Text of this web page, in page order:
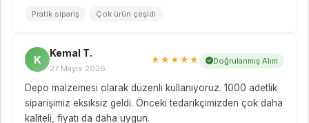
Pratik sipariş Çok ürün çeşidi
K
Kemal T.
27 Mayıs 2026
★★★★★ Doğrulanmış Alım
Depo malzemesi olarak düzenli kullanıyoruz. 1000 adetlik
siparişimiz eksiksiz geldi. Önceki tedarikçimizden çok daha
kaliteli, fiyatı da daha uygun.